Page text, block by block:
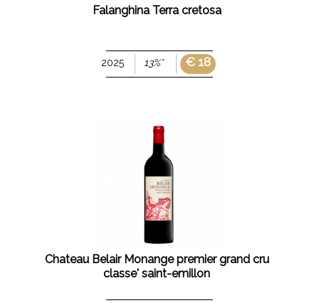
Falanghina Terra cretosa
2025 13%° € 18
Chateau Belair Monange premier grand cru
classe' saint-emillon